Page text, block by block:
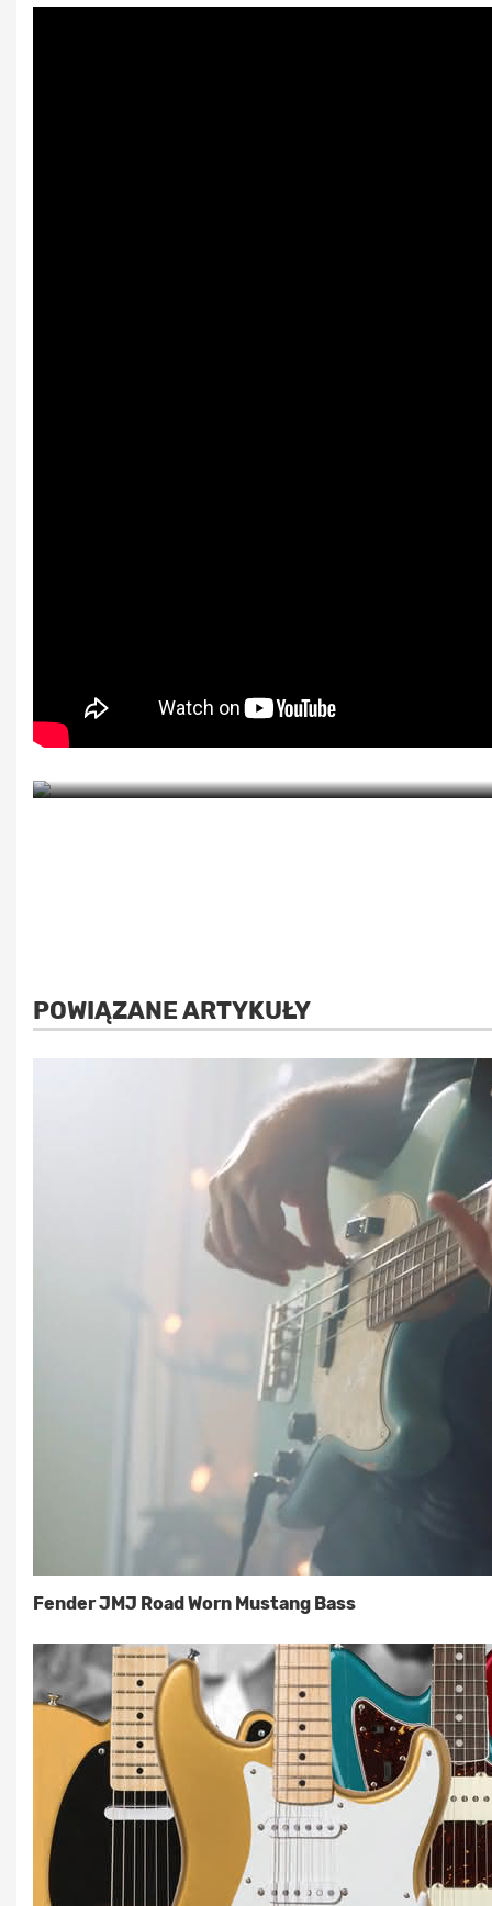
POWIĄZANE ARTYKUŁY
Fender JMJ Road Worn Mustang Bass